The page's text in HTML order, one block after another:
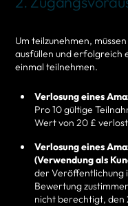
Um teilzunehmen,
ausfüllen und erfolgreich
einmal teilnehmen.
Verlosung eines
Pro 10 gültige
Wert von 20 £
Verlosung eines
(Verwendung als
der Veröffentlichung
Bewertung
nicht berechtigt, den